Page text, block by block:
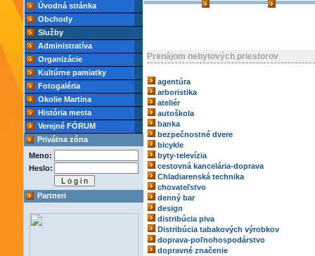
Úvodná stránka
Obchody
Služby
Administratíva
Organizácie
Kultúrne pamiatky
Fotogaléria
Okolie Martina
História mesta
Verejné FÓRUM
Privátna zóna
Meno:
Heslo:
Partneri
Prenájom nebytových priestorov
agentúra
arboristika
ateliér
autoškola
banka
bezpečnostné dvere
bicykle
byty-televízia
cestovná kancelária-doprava
Chladiarenská technika
chovateľstvo
denný bar
design
distribúcia piva
Distribúcia tabakových výrobkov
doprava-poľnohospodárstvo
dopravné značenie